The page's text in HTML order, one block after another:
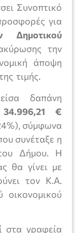
Συνοπτικό
για
Δημοτικού
την
άποψη
τιμής.
δαπάνη
34.996,21 €
σύμφωνα
συνέταξε η
Δήμου. Η
θα γίνει με
τον Κ.Α.
οικονομικού
στα γραφεία